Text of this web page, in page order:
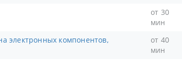
от 30
мин
от 40
мин